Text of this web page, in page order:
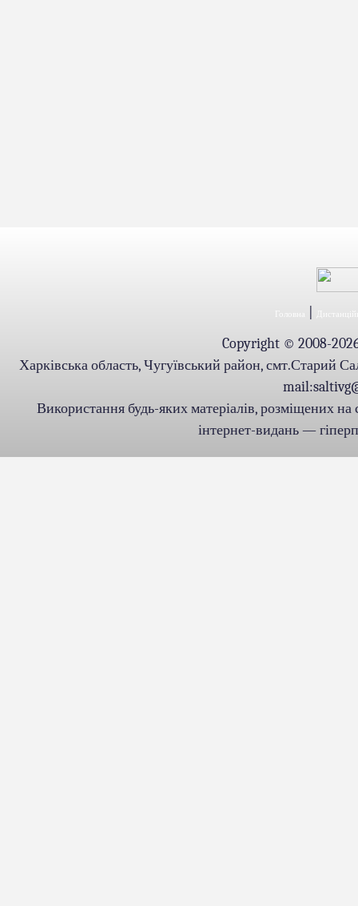
Головна
Copyright © 2008-
Харківська область, Чугуївський район, смт.Старий
Використання будь-яких матеріалів, розміщених
інтернет-видань —